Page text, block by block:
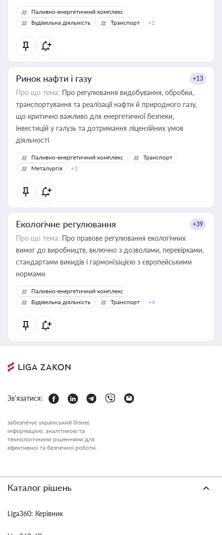
Паливно-енергетичний комплекс
Будівельна діяльність
Транспорт +2
Ринок нафти і газу +13
Про що тема: Про регулювання видобування, обробки,
транспортування та реалізації нафти й природного газу,
що критично важливо для енергетичної безпеки,
інвестицій у галузь та дотримання ліцензійних умов
діяльності
Паливно-енергетичний комплекс
Транспорт
Металургія
+1
Екологічне регулювання +39
Про що тема: Про правове регулювання екологічних
вимог до виробництв, включно з дозволами, перевірками,
стандартами викидів і гармонізацією з європейськими
нормами
Паливно-енергетичний комплекс
Будівельна діяльність
Транспорт +4
Зв'язатися:
забезпечує український бізнес
інформацією, аналітикою та
технологічними рішеннями для
ефективної та безпечної роботи.
Каталог рішень
Liga360: Керівник